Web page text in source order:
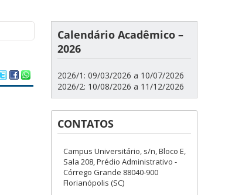
Calendário Acadêmico –
2026
2026/1: 09/03/2026 a 10/07/2026
2026/2: 10/08/2026 a 11/12/2026
CONTATOS
Campus Universitário, s/n, Bloco E,
Sala 208, Prédio Administrativo -
Córrego Grande 88040-900
Florianópolis (SC)